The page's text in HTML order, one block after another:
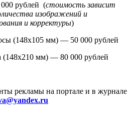
рублей (стоимость зависит
изображений и
и корректуры)
(148х105 мм) — 50 000 рублей
(148х210 мм) — 80 000 рублей
рекламы на портале и в журнале